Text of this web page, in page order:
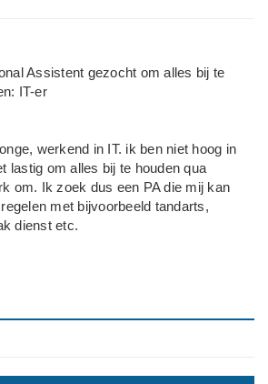
Assistent gezocht om alles bij te
IT-er
werkend in IT. ik ben niet hoog in
lastig om alles bij te houden qua
om. Ik zoek dus een PA die mij kan
met bijvoorbeeld tandarts,
dienst etc.